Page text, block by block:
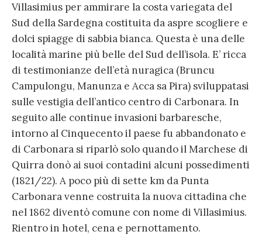
Villasimius per ammirare la costa variegata del
Sud della Sardegna costituita da aspre scogliere e
dolci spiagge di sabbia bianca. Questa è una delle
località marine più belle del Sud dell’isola. E’ ricca
di testimonianze dell’età nuragica (Bruncu
Campulongu, Manunza e Acca sa Pira) sviluppatasi
sulle vestigia dell’antico centro di Carbonara. In
seguito alle continue invasioni barbaresche,
intorno al Cinquecento il paese fu abbandonato e
di Carbonara si riparlò solo quando il Marchese di
Quirra donò ai suoi contadini alcuni possedimenti
(1821/22). A poco più di sette km da Punta
Carbonara venne costruita la nuova cittadina che
nel 1862 diventò comune con nome di Villasimius.
Rientro in hotel, cena e pernottamento.